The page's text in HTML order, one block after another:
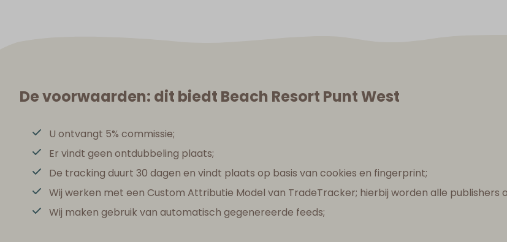
De voorwaarden: dit biedt Beach Resort Punt West
U ontvangt 5% commissie;
Er vindt geen ontdubbeling plaats;
De tracking duurt 30 dagen en vindt plaats op basis van cookies en fingerprint;
Wij werken met een Custom Attributie Model van TradeTracker; hierbij worden alle publishers
Wij maken gebruik van automatisch gegenereerde feeds;